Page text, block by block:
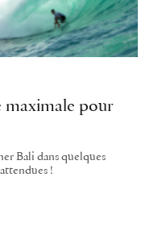
maximale pour
Bali dans quelques
!